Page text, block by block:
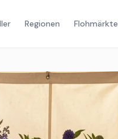
Regionen Flohmärkte